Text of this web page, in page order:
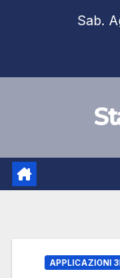
Sab.
APPLICAZIONI